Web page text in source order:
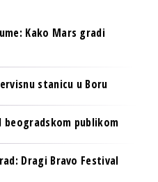
Kako Mars gradi
stanicu u Boru
beogradskom publikom
Dragi Bravo Festival